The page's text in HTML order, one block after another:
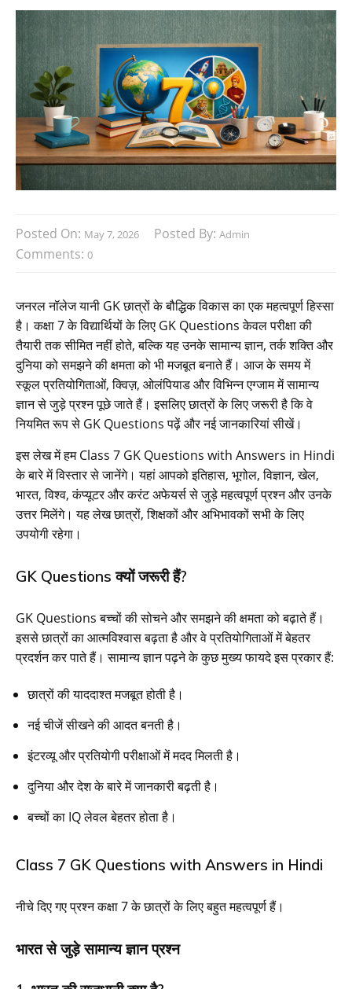
Posted On: May 7, 2026 Posted By: Admin
Comments: 0
जनरल नॉलेज यानी GK छात्रों के बौद्धिक विकास का एक महत्वपूर्ण हिस्सा
है। कक्षा 7 के विद्यार्थियों के लिए GK Questions केवल परीक्षा की
तैयारी तक सीमित नहीं होते, बल्कि यह उनके सामान्य ज्ञान, तर्क शक्ति और
दुनिया को समझने की क्षमता को भी मजबूत बनाते हैं। आज के समय में
स्कूल प्रतियोगिताओं, क्विज़, ओलंपियाड और विभिन्न एग्जाम में सामान्य
ज्ञान से जुड़े प्रश्न पूछे जाते हैं। इसलिए छात्रों के लिए जरूरी है कि वे
नियमित रूप से GK Questions पढ़ें और नई जानकारियां सीखें।
इस लेख में हम Class 7 GK Questions with Answers in Hindi
के बारे में विस्तार से जानेंगे। यहां आपको इतिहास, भूगोल, विज्ञान, खेल,
भारत, विश्व, कंप्यूटर और करंट अफेयर्स से जुड़े महत्वपूर्ण प्रश्न और उनके
उत्तर मिलेंगे। यह लेख छात्रों, शिक्षकों और अभिभावकों सभी के लिए
उपयोगी रहेगा।
GK Questions क्यों जरूरी हैं?
GK Questions बच्चों की सोचने और समझने की क्षमता को बढ़ाते हैं।
इससे छात्रों का आत्मविश्वास बढ़ता है और वे प्रतियोगिताओं में बेहतर
प्रदर्शन कर पाते हैं। सामान्य ज्ञान पढ़ने के कुछ मुख्य फायदे इस प्रकार हैं:
छात्रों की याददाश्त मजबूत होती है।
नई चीजें सीखने की आदत बनती है।
इंटरव्यू और प्रतियोगी परीक्षाओं में मदद मिलती है।
दुनिया और देश के बारे में जानकारी बढ़ती है।
बच्चों का IQ लेवल बेहतर होता है।
Class 7 GK Questions with Answers in Hindi
नीचे दिए गए प्रश्न कक्षा 7 के छात्रों के लिए बहुत महत्वपूर्ण हैं।
भारत से जुड़े सामान्य ज्ञान प्रश्न